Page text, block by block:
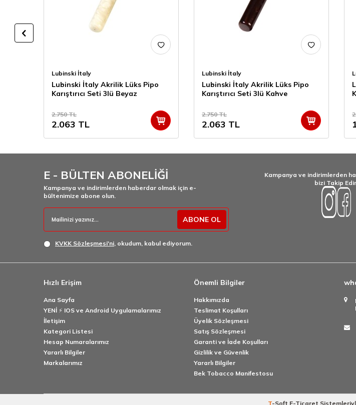
Lubinski İtaly
Lubinski İtaly Akrilik Lüks Pipo
Karıştırıcı Seti 3lü Beyaz
2.750TL
2.063 TL
Lubinski İtaly
Lubinski İtaly Akrilik Lüks Pipo
Karıştırıcı Seti 3lü Kahve
2.750TL
2.063 TL
E - BÜLTEN ABONELİĞİ
Kampanya ve indirimlerden haberdar olmak için e-
bültenimize abone olun.
ABONE OL
KVKK Sözleşmesi'ni, okudum, kabul ediyorum.
Kampanya ve indirimlerden
bizi Takip
Hızlı Erişim
Ana Sayfa
YENİ ⚡️ IOS ve Android Uygulamalarımız
İletişim
Kategori Listesi
Hesap Numaralarımız
Yararlı Bilgiler
Markalarımız
Önemli Bilgiler
Hakkımızda
Teslimat Koşulları
Üyelik Sözleşmesi
Satış Sözleşmesi
Garanti ve İade Koşulları
Gizlilik ve Güvenlik
Yararlı Bilgiler
Bek Tobacco Manifestosu
T-Soft E-Ticaret